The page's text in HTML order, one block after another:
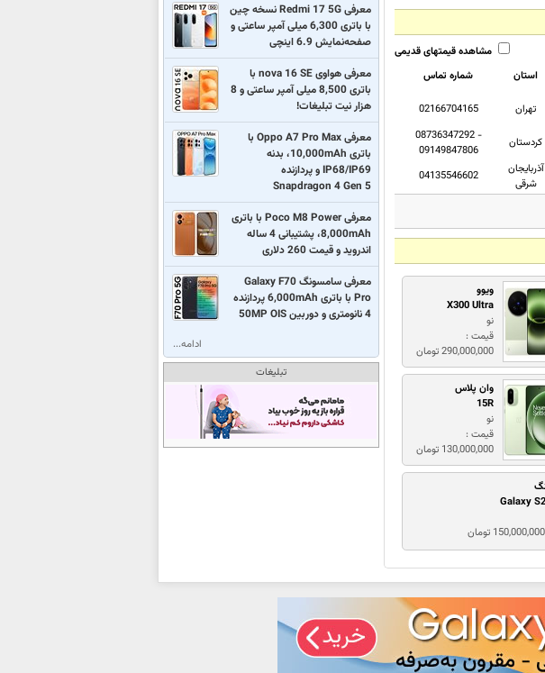
مشاهده قیمتهای قدیمی
استان شماره تماس
تهران
02166704165
كردستان
08736347292 -
09149847806
آذربايجان
شرقی
04135546602
ویوو
X300 Ultra
نو
قیمت :
290,000,000 تومان
وان پلاس
15R
نو
قیمت :
130,000,000 تومان
Galaxy
معرفی Redmi 17 5G نسخه چین
با باتری 6,300 میلی آمپر ساعتی و
صفحه‌نمایش 6.9 اینچی
معرفی هواوی nova 16 SE با
باتری 8,500 میلی آمپر ساعتی و 8
هزار نیت تبلیغات!
معرفی Oppo A7 Pro Max با
باتری 10,000mAh، بدنه
IP68/IP69 و پردازنده
Snapdragon 4 Gen 5
معرفی Poco M8 Power با باتری
8,000mAh، پشتیبانی 4 ساله
اندروید و قیمت 260 دلاری
معرفی سامسونگ Galaxy F70
Pro با باتری 6,000mAh پردازنده
4 نانومتری و دوربین 50MP OIS
ادامه...
تبلیغات